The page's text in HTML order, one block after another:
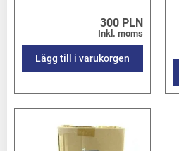
300 PLN
Inkl. moms
Lägg till i varukorgen